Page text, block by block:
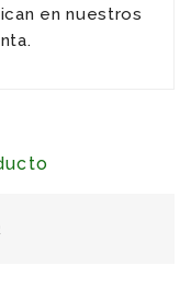
en nuestros